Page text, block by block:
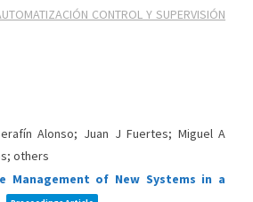
CONTROL Y SUPERVISIÓN
Alonso; Juan J Fuertes; Miguel A
others
Management of New Systems in a